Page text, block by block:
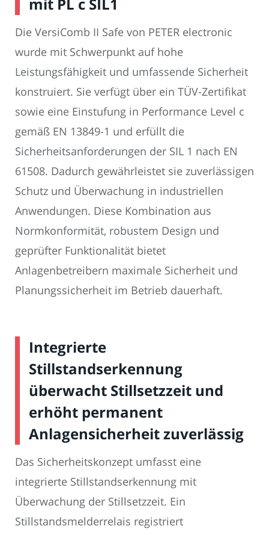
mit PL c SIL1
Die VersiComb II Safe von PETER electronic
wurde mit Schwerpunkt auf hohe
Leistungsfähigkeit und umfassende Sicherheit
konstruiert. Sie verfügt über ein TÜV-Zertifikat
sowie eine Einstufung in Performance Level c
gemäß EN 13849-1 und erfüllt die
Sicherheitsanforderungen der SIL 1 nach EN
61508. Dadurch gewährleistet sie zuverlässigen
Schutz und Überwachung in industriellen
Anwendungen. Diese Kombination aus
Normkonformität, robustem Design und
geprüfter Funktionalität bietet
Anlagenbetreibern maximale Sicherheit und
Planungssicherheit im Betrieb dauerhaft.
Integrierte
Stillstandserkennung
überwacht Stillsetzzeit und
erhöht permanent
Anlagensicherheit zuverlässig
Das Sicherheitskonzept umfasst eine
integrierte Stillstandserkennung mit
Überwachung der Stillsetzzeit. Ein
Stillstandsmelderrelais registriert